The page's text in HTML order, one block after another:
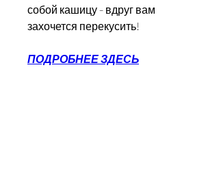
собой кашицу - вдруг вам
захочется перекусить!
ПОДРОБНЕЕ ЗДЕСЬ